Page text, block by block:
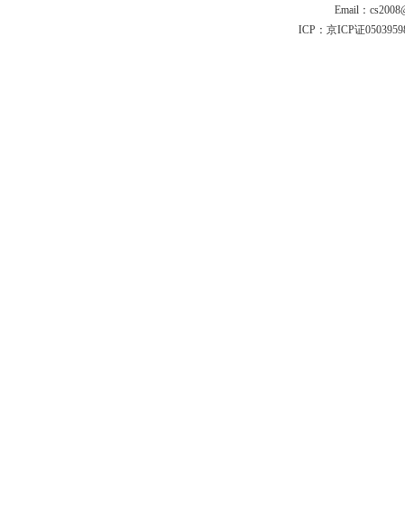
Email：
ICP：京ICP证